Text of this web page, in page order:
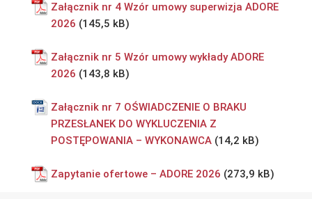
Załącznik nr 4 Wzór umowy superwizja ADORE
2026
Załącznik nr 5 Wzór umowy wykłady ADORE
2026
Załącznik nr 7 OŚWIADCZENIE O BRAKU
PRZESŁANEK DO WYKLUCZENIA Z
POSTĘPOWANIA – WYKONAWCA
Zapytanie ofertowe – ADORE 2026